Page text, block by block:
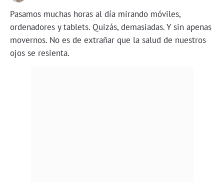
Pasamos muchas horas al día mirando móviles,
ordenadores y tablets. Quizás, demasiadas. Y sin apenas
movernos. No es de extrañar que la salud de nuestros
ojos se resienta.